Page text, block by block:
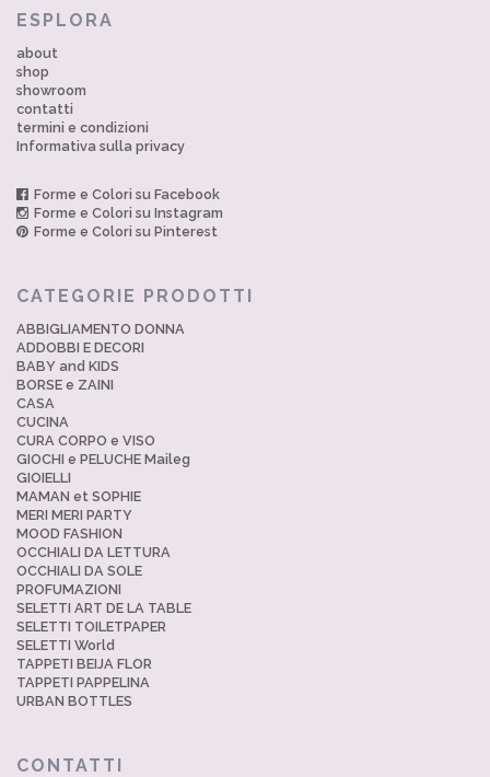
ESPLORA
about
shop
showroom
contatti
termini e condizioni
Informativa sulla privacy
Forme e Colori su Facebook
Forme e Colori su Instagram
Forme e Colori su Pinterest
CATEGORIE PRODOTTI
ABBIGLIAMENTO DONNA
ADDOBBI E DECORI
BABY and KIDS
BORSE e ZAINI
CASA
CUCINA
CURA CORPO e VISO
GIOCHI e PELUCHE Maileg
GIOIELLI
MAMAN et SOPHIE
MERI MERI PARTY
MOOD FASHION
OCCHIALI DA LETTURA
OCCHIALI DA SOLE
PROFUMAZIONI
SELETTI ART DE LA TABLE
SELETTI TOILETPAPER
SELETTI World
TAPPETI BEIJA FLOR
TAPPETI PAPPELINA
URBAN BOTTLES
CONTATTI